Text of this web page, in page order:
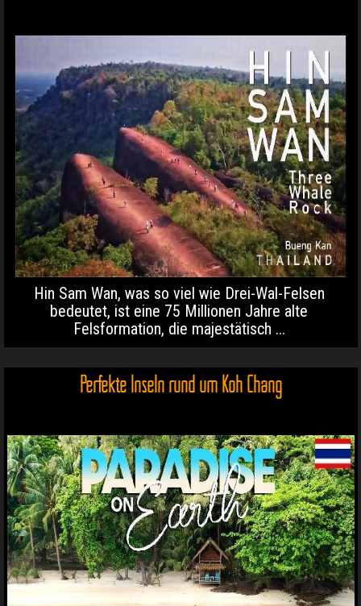
Hin Sam Wan, was so viel wie Drei-Wal-Felsen
bedeutet, ist eine 75 Millionen Jahre alte
Felsformation, die majestätisch ...
Perfekte Inseln rund um Koh Chang